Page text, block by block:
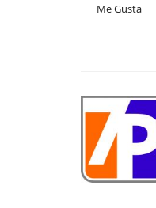
Me Gusta